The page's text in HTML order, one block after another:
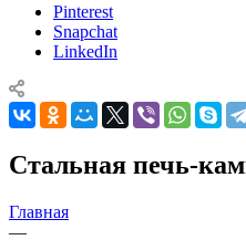
Pinterest
Snapchat
LinkedIn
Стальная печь-
Главная
—